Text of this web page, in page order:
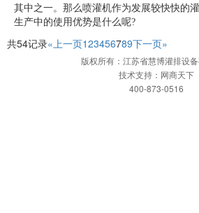
其中之一。那么喷灌机作为发展较快快的
生产中的使用优势是什么呢?
共54记录«上一页123456789下一页»
版权所有：江苏省慧博灌排设
技术支持：网商天下
400-873-0516